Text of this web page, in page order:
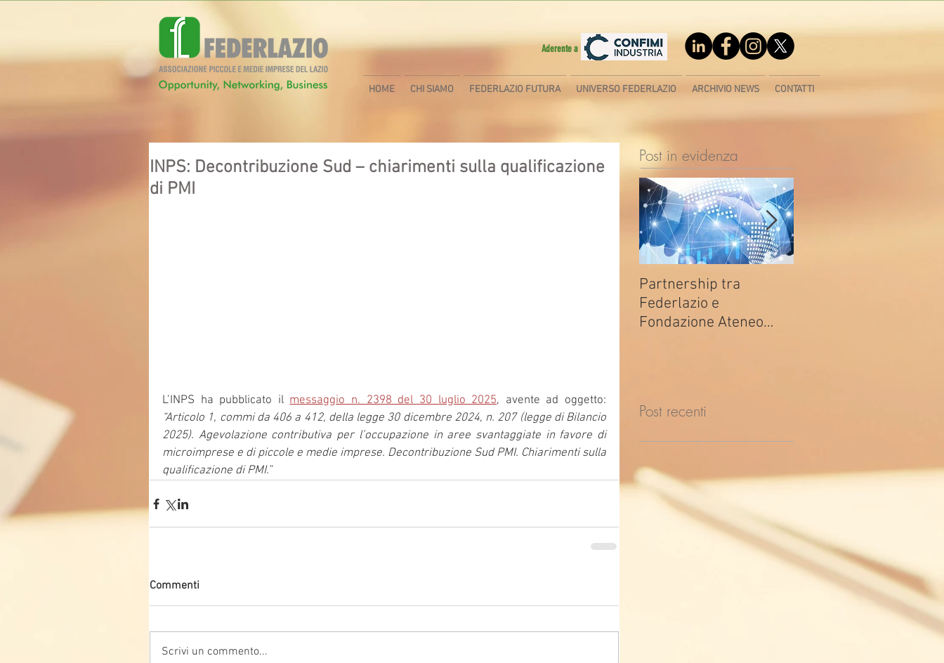
Aderente a
HOME CHI SIAMO FEDERLAZIO FUTURA UNIVERSO FEDERLAZIO ARCHIVIO NEWS CONTATTI
INPS: Decontribuzione Sud – chiarimenti sulla qualificazione
di PMI
L’INPS ha pubblicato il messaggio n. 2398 del 30 luglio 2025
“Articolo 1, commi da 406 a 412, della legge 30 dicembre 2024, n. 207 (legge di Bilancio
2025). Agevolazione contributiva per l’occupazione in aree svantaggiate in favore di
microimprese e di piccole e medie imprese. Decontribuzione Sud PMI. Chiarimenti sulla
qualificazione di PMI.”
Commenti
Scrivi un commento...
Post in evidenza
Partnership tra
Federlazio e
Fondazione Ateneo
Post recenti